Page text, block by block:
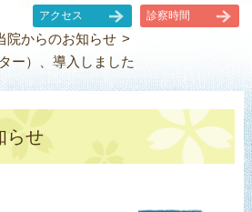
アクセス 診察時間
院からのお知らせ
ー）、導入しました
らせ